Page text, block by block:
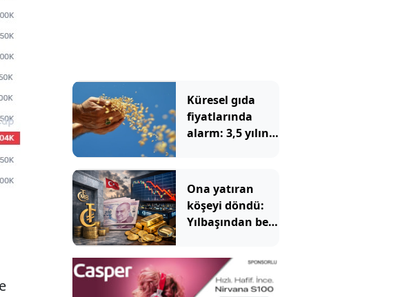
Küresel gıda
fiyatlarında
alarm: 3,5 yılın
Ona yatıran
köşeyi döndü:
Yılbaşından beri
kazandıran oldu